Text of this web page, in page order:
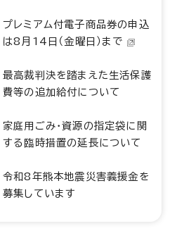
プレミアム付電子商品券の申込
は8月14日（金曜日）まで
最高裁判決を踏まえた生活保護
費等の追加給付について
家庭用ごみ・資源の指定袋に関
する臨時措置の延長について
令和8年熊本地震災害義援金を
募集しています